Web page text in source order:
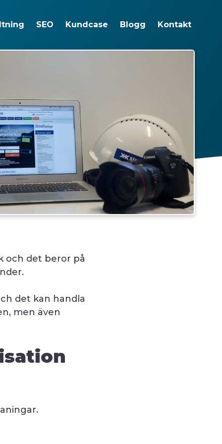
SEO Kundcase Blogg Kontakt
och det beror på
det kan handla
men även